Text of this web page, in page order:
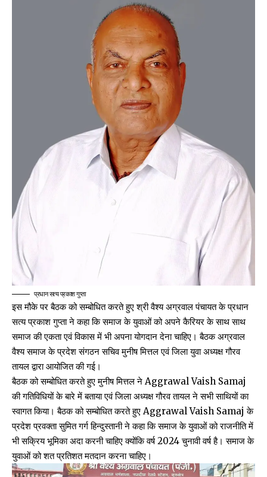
प्रधान सत्य प्रकाश गुप्ता
इस मौके पर बैठक को सम्बोधित करते हुए श्री वैश्य अग्रवाल पंचायत के प्रधान
सत्य प्रकाश गुप्ता ने कहा कि समाज के युवाओं को अपने कैरियर के साथ साथ
समाज की एकता एवं विकास में भी अपना योगदान देना चाहिए। बैठक अग्रवाल
वैश्य समाज के प्रदेश संगठन सचिव मुनीष मित्तल एवं जिला युवा अध्यक्ष गौरव
तायल द्वारा आयोजित की गई।
बैठक को सम्बोधित करते हुए मुनीष मित्तल ने Aggrawal Vaish Samaj
की गतिविधियों के बारे में बताया एवं जिला अध्यक्ष गौरव तायल ने सभी साथियों का
स्वागत किया। बैठक को सम्बोधित करते हुए Aggrawal Vaish Samaj के
प्रदेश प्रवक्ता सुमित गर्ग हिन्दुस्तानी ने कहा कि समाज के युवाओं को राजनीति में
भी सक्रिय भूमिका अदा करनी चाहिए क्योंकि वर्ष 2024 चुनावी वर्ष है। समाज के
युवाओं को शत प्रतिशत मतदान करना चाहिए।